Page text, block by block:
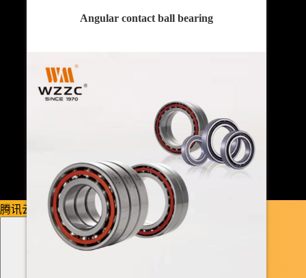
腾讯云提供技术支持
播放
Angular contact ball bearing